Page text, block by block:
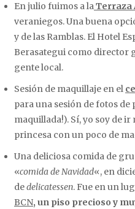
En julio fuimos a laTerraza
veraniegos. Una buena
y de las Ramblas. El Hotel
Berasategui como director
gente local.
Sesión de maquillaje en el
para una sesión de fotos
maquillada!). Sí, yo soy de
princesa con un poco de
Una deliciosa comida de
«comida de Navidad«, en
dedelicatessen. Fue en un
BCN, un piso precioso y